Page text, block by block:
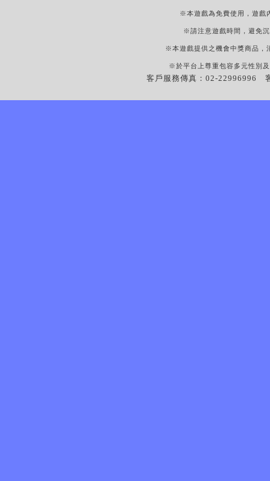
※本遊戲為免費使用，遊戲
※請注意遊戲時間，避免
※本遊戲提供之機會中獎商品，
※於平台上尊重包容多元性別
客戶服務傳真：02-22996996